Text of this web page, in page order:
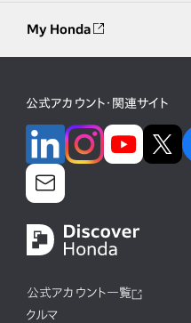
My Honda
公式アカウント・関連サイト
公式アカウント一覧
クルマ